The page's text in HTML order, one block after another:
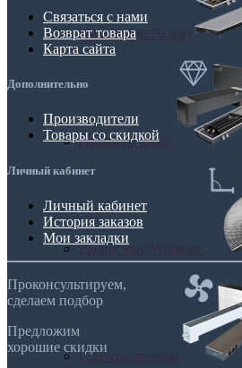
Низкие (до 70 мм)
Премиум класс
Радиусные/Угловые
С вентилятором
Связаться с нами
Возврат товара
Карта сайта
Дополнительно
Производители
Товары со скидкой
Личный кабинет
Личный кабинет
История заказов
Мои закладки
Проконсультируем,
сделаем подбор
Предложим
хорошие скидки